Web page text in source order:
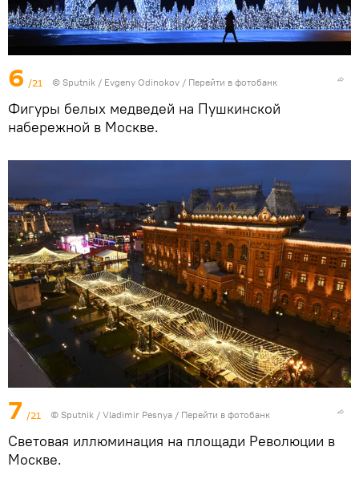
6 /21 © Sputnik / Evgeny Odinokov / Перейти в фотобанк
Фигуры белых медведей на Пушкинской
набережной в Москве.
7 /21 © Sputnik / Vladimir Pesnya / Перейти в фотобанк
Световая иллюминация на площади Революции в
Москве.